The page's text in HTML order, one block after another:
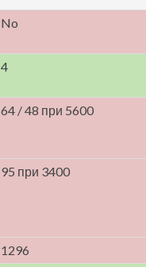
No
4
64 / 48 при 5600
95 при 3400
1296